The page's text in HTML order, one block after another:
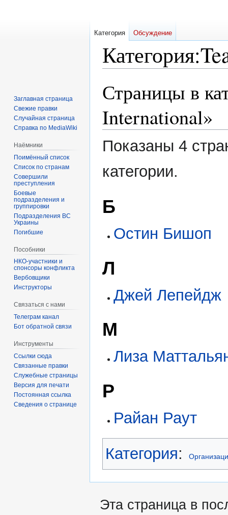
Категория:
ккСтраницы в
International»
Показаны 4
категории.
Б
Остин Бишоп
Л
Джей Лепейдж
М
Лиза
Р
Райан Раут
Категория:
Категория Обсуждение
Заглавная страница
Свежие правки
Случайная страница
Справка по MediaWiki
Наёмники
Поимённый список
Список по странам
Совершили
преступления
Боевые
подразделения и
группировки
Подразделения ВС
Украины
Погибшие
Пособники
спонсоры конфликта
‏‎Вербовщики
Инструкторы
Связаться с нами
Телеграм канал
Бот обратной связи
Инструменты
Ссылки сюда
Связанные правки
Служебные страницы
Версия для печати
Постоянная ссылка
Сведения о странице
Эта страница в